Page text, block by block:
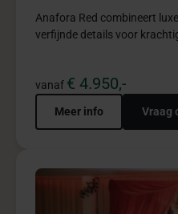
Anafora Red combineert
verfijnde details voor
vanaf € 4.950,-
Meer info Vraag